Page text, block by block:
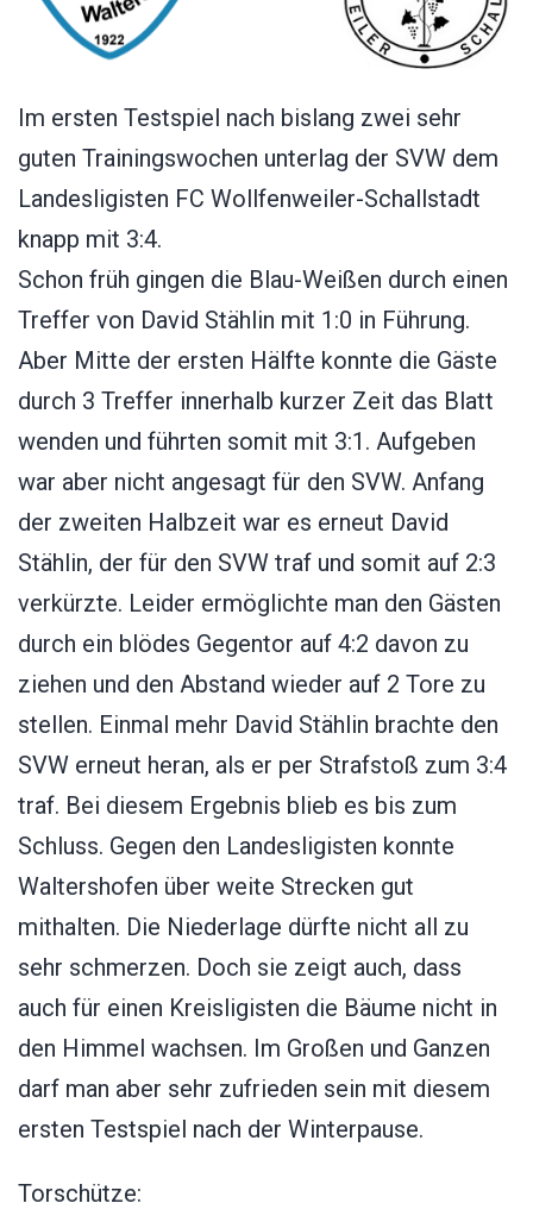
Im ersten Testspiel nach bislang zwei sehr
guten Trainingswochen unterlag der SVW dem
Landesligisten FC Wollfenweiler-Schallstadt
knapp mit 3:4.
Schon früh gingen die Blau-Weißen durch einen
Treffer von David Stählin mit 1:0 in Führung.
Aber Mitte der ersten Hälfte konnte die Gäste
durch 3 Treffer innerhalb kurzer Zeit das Blatt
wenden und führten somit mit 3:1. Aufgeben
war aber nicht angesagt für den SVW. Anfang
der zweiten Halbzeit war es erneut David
Stählin, der für den SVW traf und somit auf 2:3
verkürzte. Leider ermöglichte man den Gästen
durch ein blödes Gegentor auf 4:2 davon zu
ziehen und den Abstand wieder auf 2 Tore zu
stellen. Einmal mehr David Stählin brachte den
SVW erneut heran, als er per Strafstoß zum 3:4
traf. Bei diesem Ergebnis blieb es bis zum
Schluss. Gegen den Landesligisten konnte
Waltershofen über weite Strecken gut
mithalten. Die Niederlage dürfte nicht all zu
sehr schmerzen. Doch sie zeigt auch, dass
auch für einen Kreisligisten die Bäume nicht in
den Himmel wachsen. Im Großen und Ganzen
darf man aber sehr zufrieden sein mit diesem
ersten Testspiel nach der Winterpause.
Torschütze: